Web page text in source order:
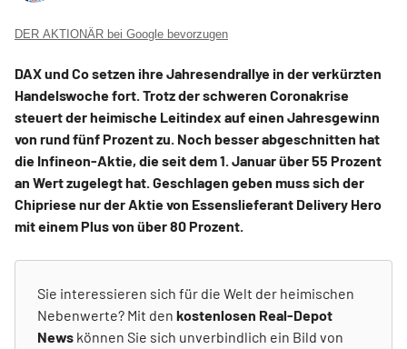
DER AKTIONÄR bei Google bevorzugen
DAX und Co setzen ihre Jahresendrallye in der verkürzten
Handelswoche fort. Trotz der schweren Coronakrise
steuert der heimische Leitindex auf einen Jahresgewinn
von rund fünf Prozent zu. Noch besser abgeschnitten hat
die Infineon-Aktie, die seit dem 1. Januar über 55 Prozent
an Wert zugelegt hat. Geschlagen geben muss sich der
Chipriese nur der Aktie von Essenslieferant Delivery Hero
mit einem Plus von über 80 Prozent.
Sie interessieren sich für die Welt der heimischen
Nebenwerte? Mit den kostenlosen Real-Depot
News können Sie sich unverbindlich ein Bild von